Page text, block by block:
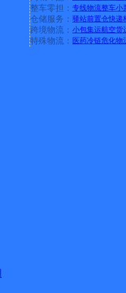
整车零担： 专线物流整车小
仓储服务： 驿站前置仓快递
跨境物流： 小包集运航空货
特殊物流： 医药冷链危化物